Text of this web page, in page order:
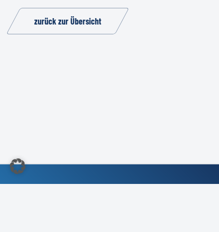
zurück zur Übersicht
©2022 Kundendienst-Verband Deutschland e.V.